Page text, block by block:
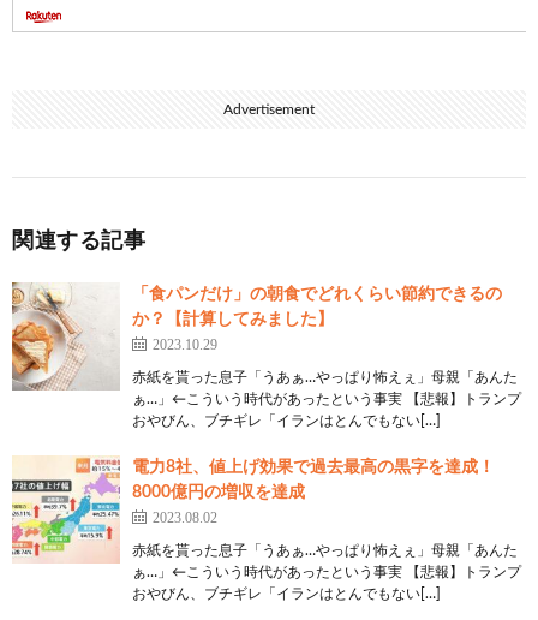
Advertisement
関連する記事
「食パンだけ」の朝食でどれくらい節約できるの
か？【計算してみました】
2023.10.29
赤紙を貰った息子「うあぁ…やっぱり怖えぇ」母親「あんた
ぁ…」←こういう時代があったという事実 【悲報】トランプ
おやびん、ブチギレ「イランはとんでもない[…]
電力8社、値上げ効果で過去最高の黒字を達成！
8000億円の増収を達成
2023.08.02
赤紙を貰った息子「うあぁ…やっぱり怖えぇ」母親「あんた
ぁ…」←こういう時代があったという事実 【悲報】トランプ
おやびん、ブチギレ「イランはとんでもない[…]